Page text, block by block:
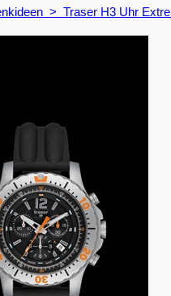
> Traser H3 Uhr